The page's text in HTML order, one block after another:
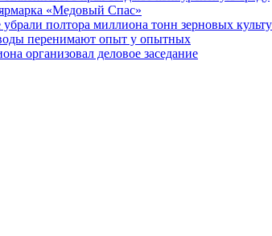
«Медовый Спас»
полтора миллиона тонн зерновых
перенимают опыт у опытных
организовал деловое заседание